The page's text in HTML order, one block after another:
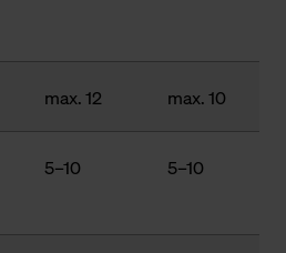
max. 12 max. 10
5–10 5–10